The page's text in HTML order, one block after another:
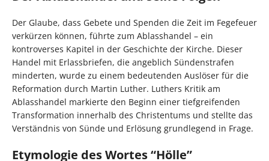
Der Glaube, dass Gebete und Spenden die Zeit im Fegefeuer
verkürzen können, führte zum Ablasshandel – ein
kontroverses Kapitel in der Geschichte der Kirche. Dieser
Handel mit Erlassbriefen, die angeblich Sündenstrafen
minderten, wurde zu einem bedeutenden Auslöser für die
Reformation durch Martin Luther. Luthers Kritik am
Ablasshandel markierte den Beginn einer tiefgreifenden
Transformation innerhalb des Christentums und stellte das
Verständnis von Sünde und Erlösung grundlegend in Frage.
Etymologie des Wortes “Hölle”